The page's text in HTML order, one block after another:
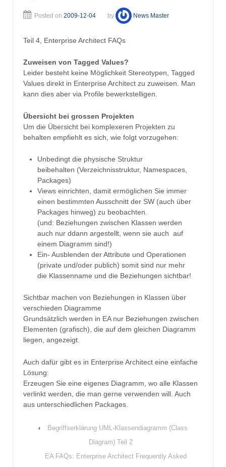
Posted on 2009-12-04 by News Master
Teil 4, Enterprise Architect FAQs
Zuweisen von Tagged Values?
Leider besteht keine Möglichkeit Stereotypen, Tagged
Values direkt in Enterprise Architect zu zuweisen. Man
kann dies aber via Profile bewerkstelligen.
Übersicht bei grossen Projekten
Um die Übersicht bei komplexeren Projekten zu
behalten empfiehlt es sich, wie folgt vorzugehen:
Unbedingt die physische Struktur
beibehalten (Verzeichnisstruktur, Namespaces,
Packages)
Views einrichten, damit ermöglichen Sie immer
einen bestimmten Ausschnitt der SW (auch über
Packages hinweg) zu beobachten.
(und: Beziehungen zwischen Klassen werden
auch nur ddann argestellt, wenn sie auch auf
einem Diagramm sind!)
Ein- Ausblenden der Attribute und Operationen
(private und/oder publich) somit sind nur mehr
die Klassenname und die Beziehungen sichtbar!
Sichtbar machen von Beziehungen in Klassen über
verschieden Diagramme
Grundsätzlich werden in EA nur Beziehungen zwischen
Elementen (grafisch), die auf dem gleichen Diagramm
liegen, angezeigt.
Auch dafür gibt es in Enterprise Architect eine einfache
Lösung:
Erzeugen Sie eine eigenes Diagramm, wo alle Klassen
verlinkt werden, die man gerne verwenden will. Auch
aus unterschiedlichen Packages.
‹
Begriffserklärung UML-Klassendiagramm (Class
Diagram) Teil 2
EA FAQs: Enterprise Architect Frequently Asked